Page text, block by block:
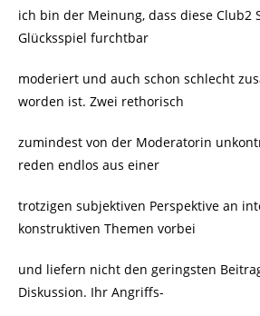
ich bin der Meinung, dass diese Club2
Glücksspiel furchtbar
moderiert und auch schon schlecht
worden ist. Zwei rethorisch
zumindest von der Moderatorin
reden endlos aus einer
trotzigen subjektiven Perspektive an
konstruktiven Themen vorbei
und liefern nicht den geringsten
Diskussion. Ihr Angriffs-